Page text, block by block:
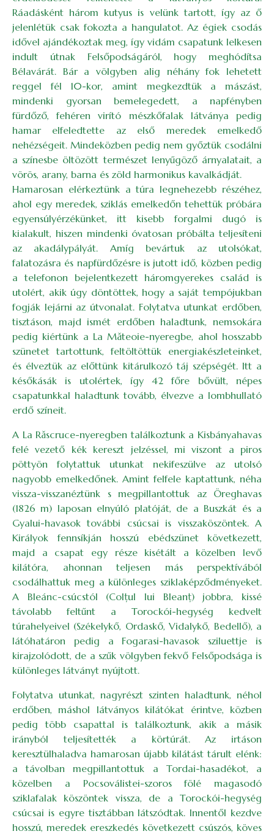
Ráadásként három kutyus is velünk tartott, így az ő
jelenlétük csak fokozta a hangulatot. Az égiek csodás
idővel ajándékoztak meg, így vidám csapatunk lelkesen
indult útnak Felsőpodságáról, hogy meghódítsa
Bélavárát. Bár a völgyben alig néhány fok lehetett
reggel fél 10-kor, amint megkezdtük a mászást,
mindenki gyorsan bemelegedett, a napfényben
fürdőző, fehéren virító mészkőfalak látványa pedig
hamar elfeledtette az első meredek emelkedő
nehézségeit. Mindeközben pedig nem győztük csodálni
a színesbe öltözött természet lenyűgöző árnyalatait, a
vörös, arany, barna és zöld harmonikus kavalkádját.
Hamarosan elérkeztünk a túra legnehezebb részéhez,
ahol egy meredek, sziklás emelkedőn tehettük próbára
egyensúlyérzékünket, itt kisebb forgalmi dugó is
kialakult, hiszen mindenki óvatosan próbálta teljesíteni
az akadálypályát. Amíg bevártuk az utolsókat,
falatozásra és napfürdőzésre is jutott idő, közben pedig
a telefonon bejelentkezett háromgyerekes család is
utolért, akik úgy döntöttek, hogy a saját tempójukban
fogják lejárni az útvonalat. Folytatva utunkat erdőben,
tisztáson, majd ismét erdőben haladtunk, nemsokára
pedig kiértünk a La Măteoie-nyeregbe, ahol hosszabb
szünetet tartottunk, feltöltöttük energiakészleteinket,
és élveztük az előttünk kitárulkozó táj szépségét. Itt a
későkásák is utolértek, így 42 főre bővült, népes
csapatunkkal haladtunk tovább, élvezve a lombhullató
erdő színeit.
A La Răscruce-nyeregben találkoztunk a Kisbányahavas
felé vezető kék kereszt jelzéssel, mi viszont a piros
pöttyön folytattuk utunkat nekifeszülve az utolsó
nagyobb emelkedőnek. Amint felfele kaptattunk, néha
vissza-visszanéztünk s megpillantottuk az Öreghavas
(1826 m) laposan elnyúló platóját, de a Buszkát és a
Gyalui-havasok további csúcsai is visszaköszöntek. A
Királyok fennsíkján hosszú ebédszünet következett,
majd a csapat egy része kisétált a közelben levő
kilátóra, ahonnan teljesen más perspektívából
csodálhattuk meg a különleges sziklaképződményeket.
A Bleánc-csúcstól (Colţul lui Bleanţ) jobbra, kissé
távolabb feltűnt a Torockói-hegység kedvelt
túrahelyeivel (Székelykő, Ordaskő, Vidalykő, Bedellő), a
látóhatáron pedig a Fogarasi-havasok sziluettje is
kirajzolódott, de a szűk völgyben fekvő Felsőpodsága is
különleges látványt nyújtott.
Folytatva utunkat, nagyrészt szinten haladtunk, néhol
erdőben, máshol látványos kilátókat érintve, közben
pedig több csapattal is találkoztunk, akik a másik
irányból teljesítették a körtúrát. Az irtáson
keresztülhaladva hamarosan újabb kilátást tárult elénk:
a távolban megpillantottuk a Tordai-hasadékot, a
közelben a Pocsoválistei-szoros fölé magasodó
sziklafalak köszöntek vissza, de a Torockói-hegység
csúcsai is egyre tisztábban látszódtak. Innentől kezdve
hosszú, meredek ereszkedés következett csúszós, köves